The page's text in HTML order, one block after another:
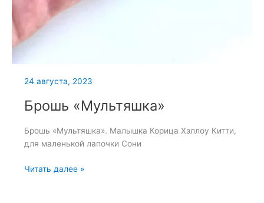
24 августа, 2023
Брошь «Мультяшка»
Брошь «Мультяшка». Малышка Корица Хэллоу Китти,
для маленькой лапочки Сони
Брошь
Читать далее »